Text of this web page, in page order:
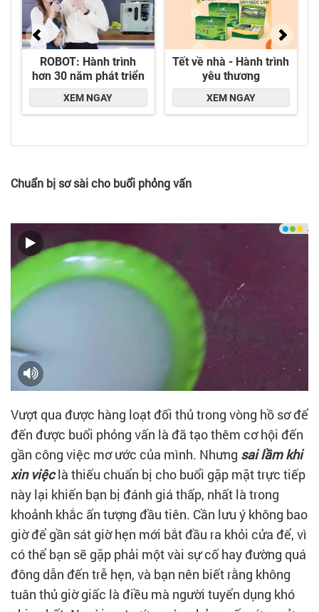
Chuẩn bị sơ sài cho buổi phỏng vấn
Vượt qua được hàng loạt đối thủ trong vòng hồ sơ để
đến được buổi phỏng vấn là đã tạo thêm cơ hội đến
gần công việc mơ ước của mình. Nhưng sai lầm khi
xin việclà thiếu chuẩn bị cho buổi gặp mặt trực tiếp
này lại khiến bạn bị đánh giá thấp, nhất là trong
khoảnh khắc ấn tượng đầu tiên. Cần lưu ý không bao
giờ để gần sát giờ hẹn mới bắt đầu ra khỏi cửa để, vì
có thể bạn sẽ gặp phải một vài sự cố hay đường quá
đông dẫn đến trễ hẹn, và bạn nên biết rằng không
tuân thủ giờ giấc là điều mà người tuyển dụng khó